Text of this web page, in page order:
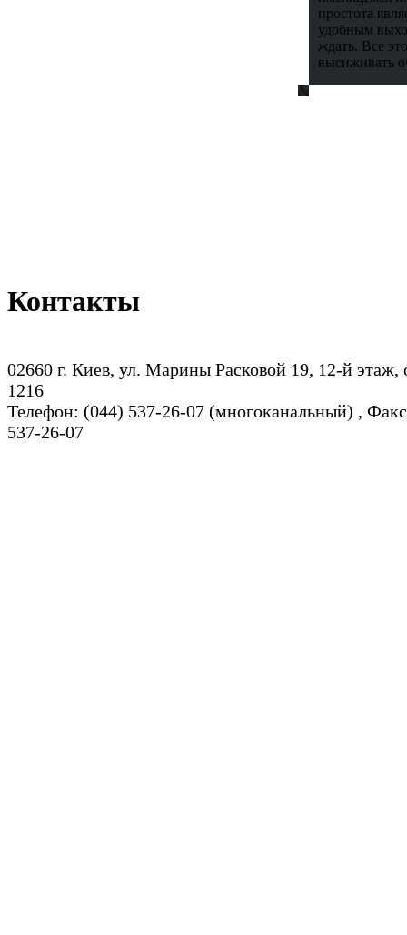
простота
удобным
ждать. Все
высиживать
Контакты
02660 г. Киев, ул. Марины Расковой 19, 12-й этаж,
1216
Телефон: (044) 537-26-07 (многоканальный) ,
537-26-07